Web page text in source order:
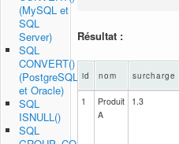
Résultat :
id nom surcharge
1
Produit
A
1.3
(MySQL et
SQL
Server)
SQL
CONVERT()
(PostgreSQL
et Oracle)
SQL
ISNULL()
SQL